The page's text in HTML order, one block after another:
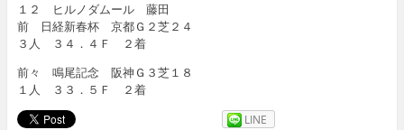
１２ ヒルノダムール 藤田
前 日経新春杯 京都Ｇ２芝２４
３人 ３４．４Ｆ ２着
前々 鳴尾記念 阪神Ｇ３芝１８
１人 ３３．５Ｆ ２着
LINE